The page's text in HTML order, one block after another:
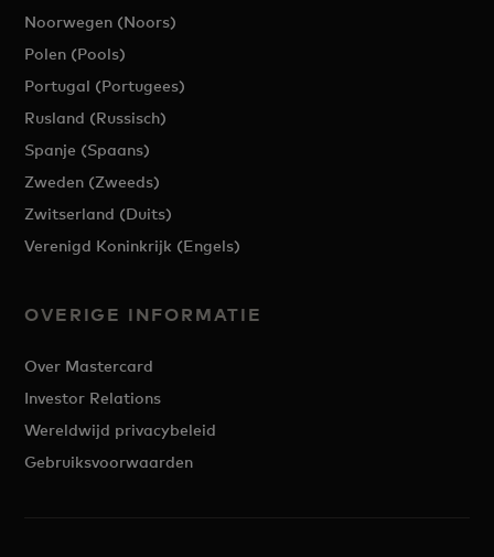
Noorwegen (Noors)
Polen (Pools)
Portugal (Portugees)
Rusland (Russisch)
Spanje (Spaans)
Zweden (Zweeds)
Zwitserland (Duits)
Verenigd Koninkrijk (Engels)
OVERIGE INFORMATIE
Over Mastercard
Investor Relations
Wereldwijd privacybeleid
Gebruiksvoorwaarden